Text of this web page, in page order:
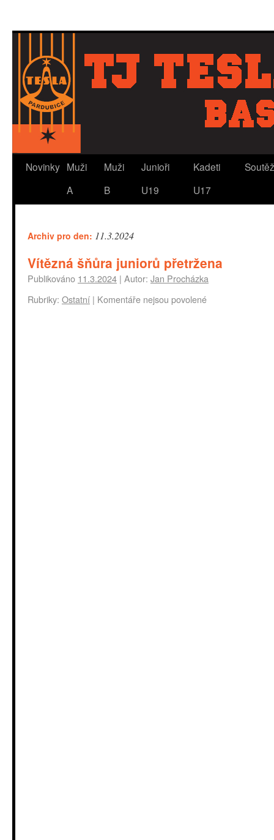
Novinky Muži
A
Muži
B
Junioři
U19
Kadeti
U17
Archiv pro den: 11.3.2024
Vítězná šňůra juniorů přetržena
Publikováno 11.3.2024 | Autor: Jan Procházka
Rubriky: Ostatní | Komentáře nejsou povolené